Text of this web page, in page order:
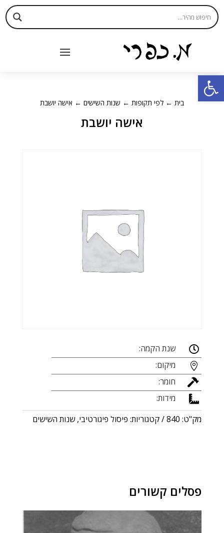
פתח סרגל נגישות
בית ← לפי תקופות ← שנות השישים ← אישה יושבת
אישה יושבת
 שנת הקמה:
 מיקום:
 חומר:

מידות:
מק"ט: 840 קטגוריות: פיסול פיגורטיבי,שנות השישים
פסלים קשורים